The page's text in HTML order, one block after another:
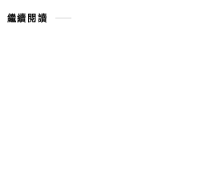
繼續閱讀